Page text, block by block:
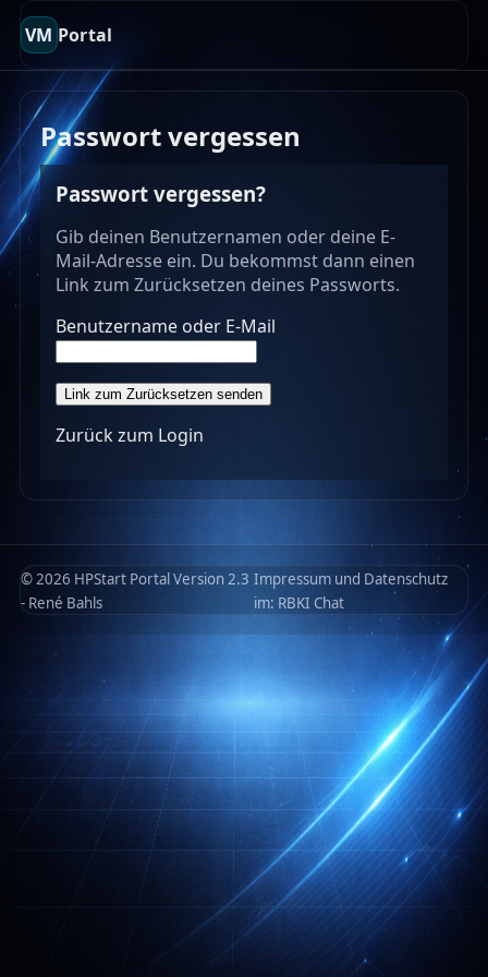
VM Portal
Passwort vergessen
Passwort vergessen?
Gib deinen Benutzernamen oder deine E-
Mail-Adresse ein. Du bekommst dann einen
Link zum Zurücksetzen deines Passworts.
Benutzername oder E-Mail
Zurück zum Login
© 2026 HPStart Portal Version 2.3
- René Bahls
Impressum und Datenschutz
im: RBKI Chat